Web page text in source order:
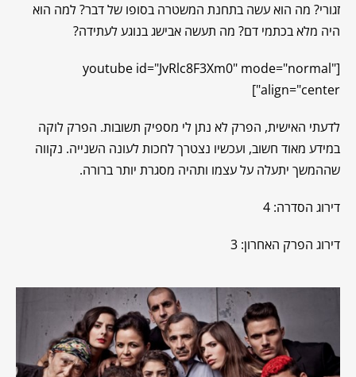
זגורי? מה הוא עשה בתחנת המשטרה בסופו של דבר? למה הוא
היה מלא בכתמי דם? מה תעשה אבישג בנוגע לעתידה?
[youtube id="JvRlc8F3Xm0" mode="normal"
align="center"]
לדעתי האישית, הפרק לא נתן לי מספיק תשובות. הפרק לוקה
במידע מאוד חשוב, ועכשיו נצטרך לחכות לעונה השנייה. נקווה
שההמשך יתעלה על עצמו ותהיה מסגרת יותר ברורה.
דירוג הסדרה: 4
דירוג הפרק האחרון: 3